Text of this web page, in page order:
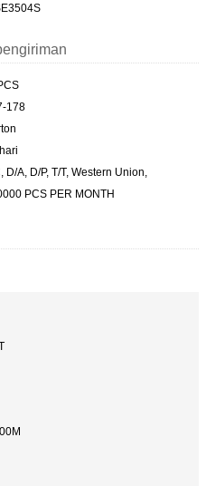
178
D/A, D/P, T/T, Western Union,
PCS PER MONTH